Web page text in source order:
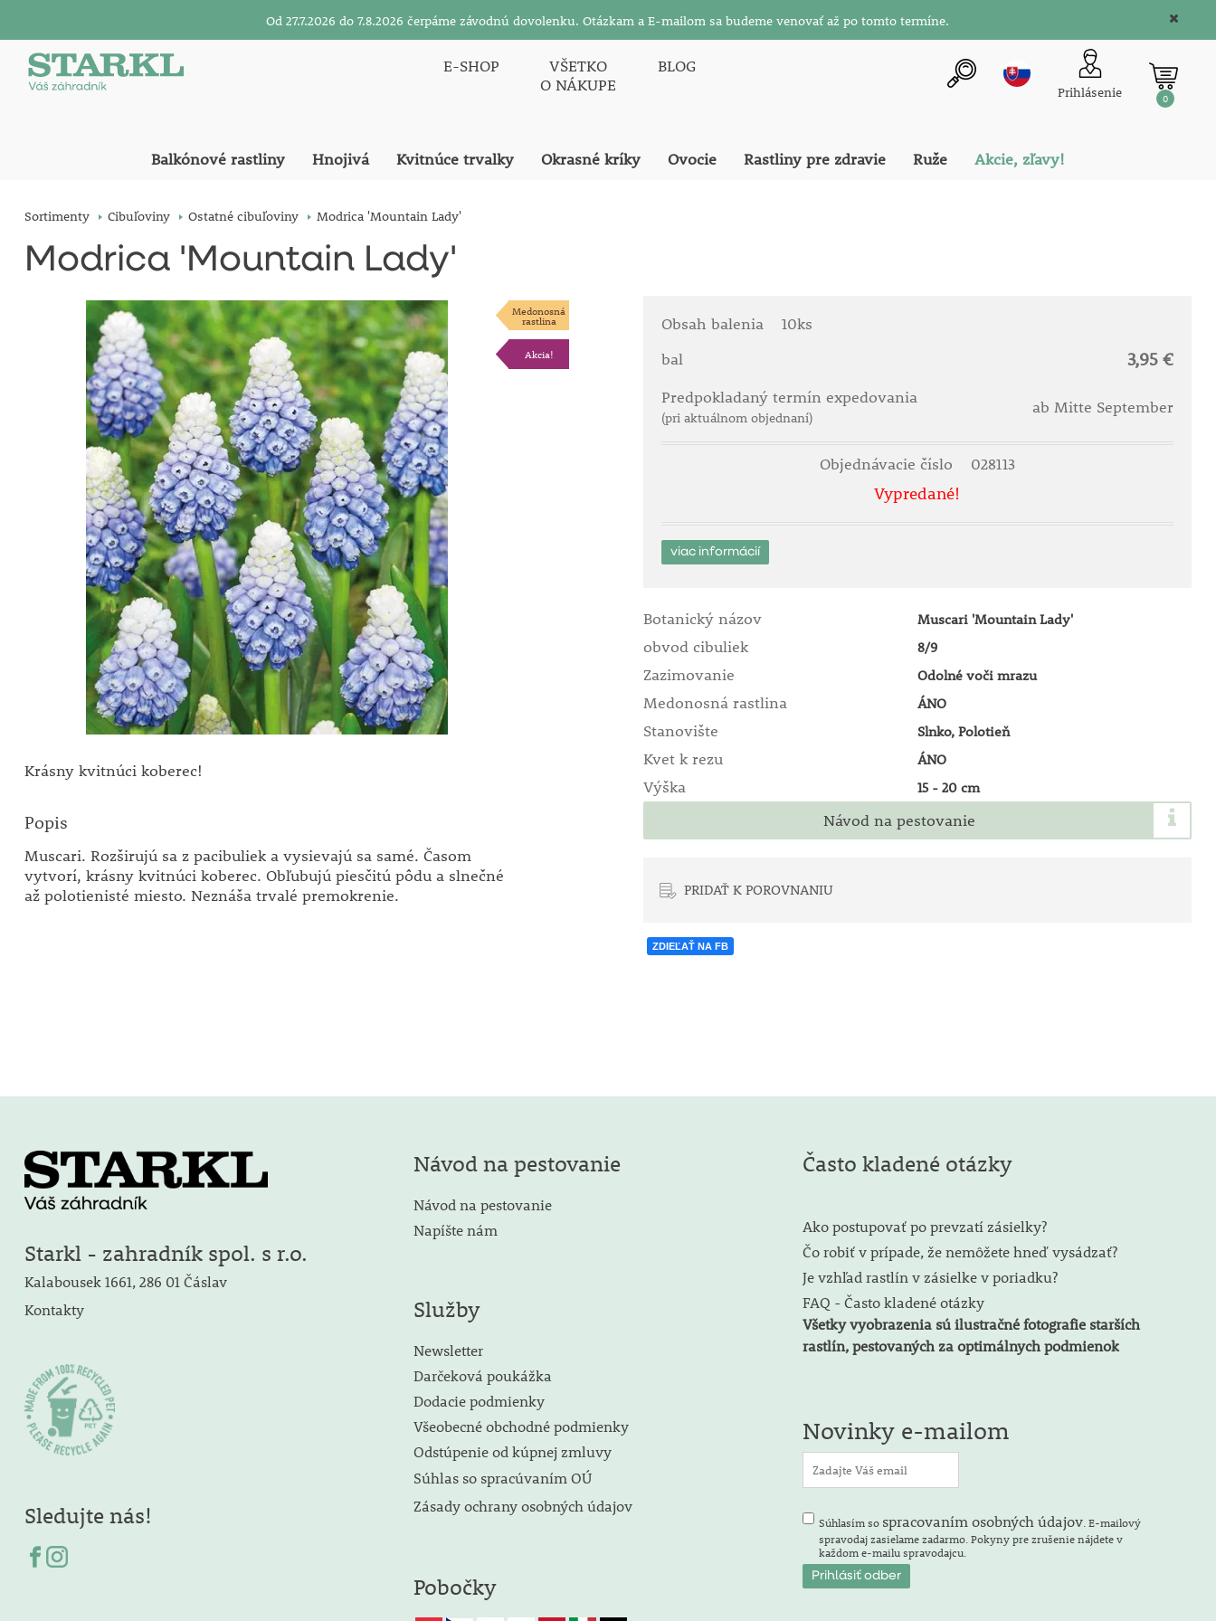
Od 27.7.2026 do 7.8.2026 čerpáme závodnú dovolenku. Otázkam a E-mailom sa budeme venovať až po tomto termíne.
E-SHOP
VŠETKO
O NÁKUPE
BLOG
Prihlásenie 0
Balkónové rastliny Hnojivá Kvitnúce trvalky Okrasné kríky Ovocie Rastliny pre zdravie Ruže Akcie, zľavy!
Sortimenty Cibuľoviny Ostatné cibuľoviny Modrica 'Mountain Lady'
Modrica 'Mountain Lady'
Medonosná
rastlina
Akcia!
Krásny kvitnúci koberec!
Popis
Muscari. Rozširujú sa z pacibuliek a vysievajú sa samé. Časom
vytvorí, krásny kvitnúci koberec. Obľubujú piesčitú pôdu a slnečné
až polotienisté miesto. Neznáša trvalé premokrenie.
Obsah balenia
10ks
bal
3,95 €
Predpokladaný termín expedovania
(pri aktuálnom objednaní)
ab Mitte September
Objednávacie číslo 028113
Vypredané!
viac informácií
Botanický názov Muscari 'Mountain Lady'
obvod cibuliek 8/9
Zazimovanie Odolné voči mrazu
Medonosná rastlina ÁNO
Stanovište Slnko, Polotieň
Kvet k rezu ÁNO
Výška 15 - 20 cm
Návod na pestovanie
PRIDAŤ K POROVNANIU
ZDIEĽAŤ NA FB
Starkl - zahradník spol. s r.o.
Kalabousek 1661, 286 01 Čáslav
Kontakty
Sledujte nás!
Návod na pestovanie
Návod na pestovanie
Napíšte nám
Služby
Newsletter
Darčeková poukážka
Dodacie podmienky
Všeobecné obchodné podmienky
Odstúpenie od kúpnej zmluvy
Súhlas so spracúvaním OÚ
Zásady ochrany osobných údajov
Pobočky
Často kladené otázky
Ako postupovať po prevzatí zásielky?
Čo robiť v prípade, že nemôžete hneď vysádzať?
Je vzhľad rastlín v zásielke v poriadku?
FAQ - Často kladené otázky
Všetky vyobrazenia sú ilustračné fotografie starších
rastlín, pestovaných za optimálnych podmienok
Novinky e-mailom
Súhlasím so spracovaním osobných údajov . E-mailový
spravodaj zasielame zadarmo. Pokyny pre zrušenie nájdete v
každom e-mailu spravodajcu.